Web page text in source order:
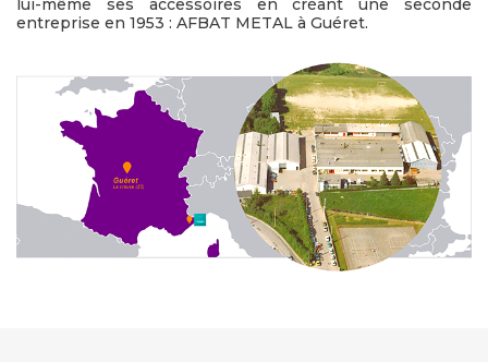
lui-même ses accessoires en créant une seconde
entreprise en 1953 : AFBAT METAL à Guéret.